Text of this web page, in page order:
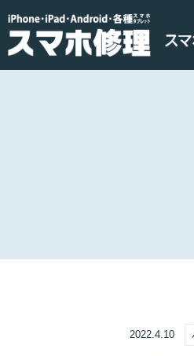
2022.4.10